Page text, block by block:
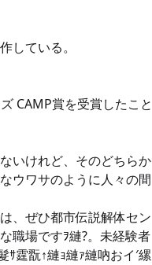
している。
CAMP賞を受賞したこと
いけれど、そのどちらか
ウワサのように人々の間
、ぜひ都市伝説解体セン
職場ですｦ縺?。未経験者
霆翫↑縺ｮ縺ｧ縺吶おイ′縲